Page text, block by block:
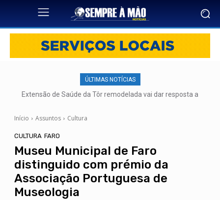
ÚLTIMAS NOTÍCIAS
Extensão de Saúde da Tôr remodelada vai dar resposta a
Início Assuntos Cultura
CULTURA FARO
Museu Municipal de Faro
distinguido com prémio da
Associação Portuguesa de
Museologia